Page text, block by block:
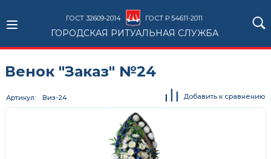
ГОСТ 32609-2014 ГОСТ Р 54611-2011
ГОРОДСКАЯ РИТУАЛЬНАЯ СЛУЖБА
Венок "Заказ" №24
Артикул Виз-24 Добавить к сравнению